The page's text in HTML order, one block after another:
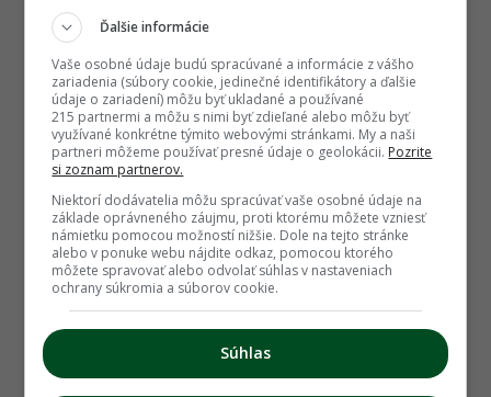
Chrumkavé rýchlokvasené uhorky?
Vyhnite sa častým chybám a stavte na
trik našich babičiek
Sabína Zavarská
Ďalšie informácie
Vaše osobné údaje budú spracúvané a informácie z vášho
zariadenia (súbory cookie, jedinečné identifikátory a ďalšie
údaje o zariadení) môžu byť ukladané a používané
215 partnermi a môžu s nimi byť zdieľané alebo môžu byť
využívané konkrétne týmito webovými stránkami. My a naši
partneri môžeme používať presné údaje o geolokácii. Pozrite
si zoznam partnerov.
Niektorí dodávatelia môžu spracúvať vaše osobné údaje na
základe oprávneného záujmu, proti ktorému môžete vzniesť
námietku pomocou možností nižšie. Dole na tejto stránke
alebo v ponuke webu nájdite odkaz, pomocou ktorého
môžete spravovať alebo odvolať súhlas v nastaveniach
ochrany súkromia a súborov cookie.
Súhlas